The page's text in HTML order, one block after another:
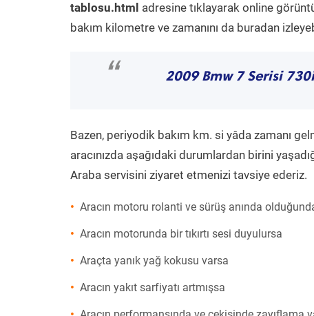
tablosu.html adresine tıklayarak online
bakım kilometre ve zamanını da buradan
“ 2009 Bmw 7 Serisi 730i
Bazen, periyodik bakım km. si yâda zamanı
aracınızda aşağıdaki durumlardan birini
Araba servisini ziyaret etmenizi tavsiye ederiz.
Aracın motoru rolanti ve sürüş anında
Aracın motorunda bir tıkırtı sesi duyulursa
Araçta yanık yağ kokusu varsa
Aracın yakıt sarfiyatı artmışsa